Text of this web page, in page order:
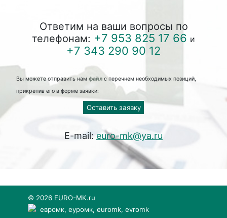
Ответим на ваши вопросы по
телефонам: +7 953 825 17 66 и
+7 343 290 90 12
Вы можете отправить нам файлс перечнем необходимых позиций,
прикрепив его в форме заявки:
Оставить заявку
E-mail: euro-mk@ya.ru
© 2026 EURO-MK.ru
евромк, еуромк, euromk, evromk